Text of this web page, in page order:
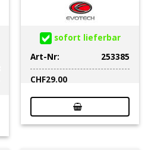
sofort lieferbar
Art-Nr:
253385
CHF29.00